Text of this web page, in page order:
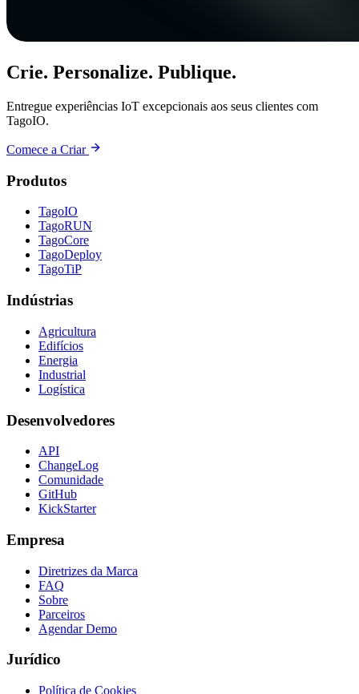
Crie. Personalize. Publique.
Entregue experiências IoT excepcionais aos seus clientes com
TagoIO.
Comece a Criar
Produtos
TagoIO
TagoRUN
TagoCore
TagoDeploy
TagoTiP
Indústrias
Agricultura
Edifícios
Energia
Industrial
Logística
Desenvolvedores
API
ChangeLog
Comunidade
GitHub
KickStarter
Empresa
Diretrizes da Marca
FAQ
Sobre
Parceiros
Agendar Demo
Jurídico
Política de Cookies